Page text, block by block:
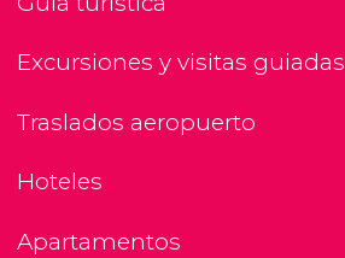
Excursiones y visitas guiadas
Traslados aeropuerto
Hoteles
Apartamentos